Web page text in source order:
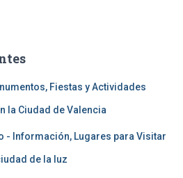
Fiestas y Actividades
la Ciudad de Valencia
- Información, Lugares para Visitar
de la luz